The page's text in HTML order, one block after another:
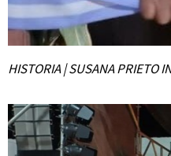
HISTORIA | SUSANA PRIETO